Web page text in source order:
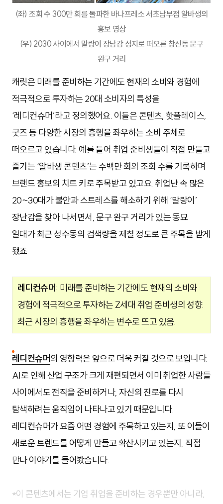
(좌) 조회 수 300만 회를 돌파한 바나프레소 서초남부점 알바생의
홍보 영상
(우) 2030 사이에서 말랑이 장남감 성지로 떠오른 창신동 문구
완구 거리
캐릿은 미래를 준비하는 기간에도 현재의 소비와 경험에
적극적으로 투자하는 20대 소비자의 특성을
‘레디컨슈머’라고 정의했어요. 이들은 콘텐츠, 핫플레이스,
굿즈 등 다양한 시장의 흥행을 좌우하는 소비 주체로
떠오르고 있습니다. 예를 들어 취업 준비생들이 직접 만들고
즐기는 ‘알바생 콘텐츠’는 수백만 회의 조회 수를 기록하며
브랜드 홍보의 치트 키로 주목받고 있고요. 취업난 속 많은
20~30대가 불안과 스트레스를 해소하기 위해 ‘말랑이’
장난감을 찾아 나서면서, 문구 완구 거리가 있는 동묘
일대가 최근 성수동의 검색량을 제칠 정도로 큰 주목을 받게
됐죠.
레디컨슈머: 미래를 준비하는 기간에도 현재의 소비와
경험에 적극적으로 투자하는 Z세대 취업 준비생의 성향.
최근 시장의 흥행을 좌우하는 변수로 뜨고 있음.
레디컨슈머의 영향력은 앞으로 더욱 커질 것으로 보입니다.
AI로 인해 산업 구조가 크게 재편되면서 이미 취업한 사람들
사이에서도 전직을 준비하거나, 자신의 진로를 다시
탐색하려는 움직임이 나타나고 있기 때문입니다.
레디컨슈머가 요즘 어떤 경험에 주목하고 있는지, 또 이들이
새로운 트렌드를 어떻게 만들고 확산시키고 있는지, 직접
만나 이야기를 들어봤습니다.
*이 콘텐츠에서는 기업 취업을 준비하는 경우뿐만 아니라,